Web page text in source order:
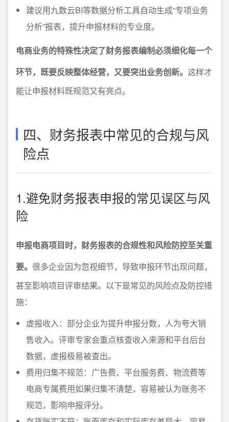
建议用九数云BI等数据分析工具自动生成“专项业务
分析”报表，提升申报材料的专业度。
电商业务的特殊性决定了财务报表编制必须细化每一个
环节，既要反映整体经营，又要突出业务创新。 这样才
能让申报材料既规范又有亮点。
四、财务报表中常见的合规与风
险点
1.避免财务报表申报的常见误区与风
险
申报电商项目时，财务报表的合规性和风险防控至关重
要。 很多企业因为忽视细节，导致申报环节出现问题，
甚至影响项目评审结果。以下是常见的风险点及防控措
施：
虚报收入：部分企业为提升申报分数，人为夸大销
售收入。评审专家会重点核查收入来源和平台后台
数据，虚报极易被查出。
费用归集不规范：广告费、平台服务费、物流费等
电商专属费用如果归集不清楚，容易被认为账务不
规范，影响申报评分。